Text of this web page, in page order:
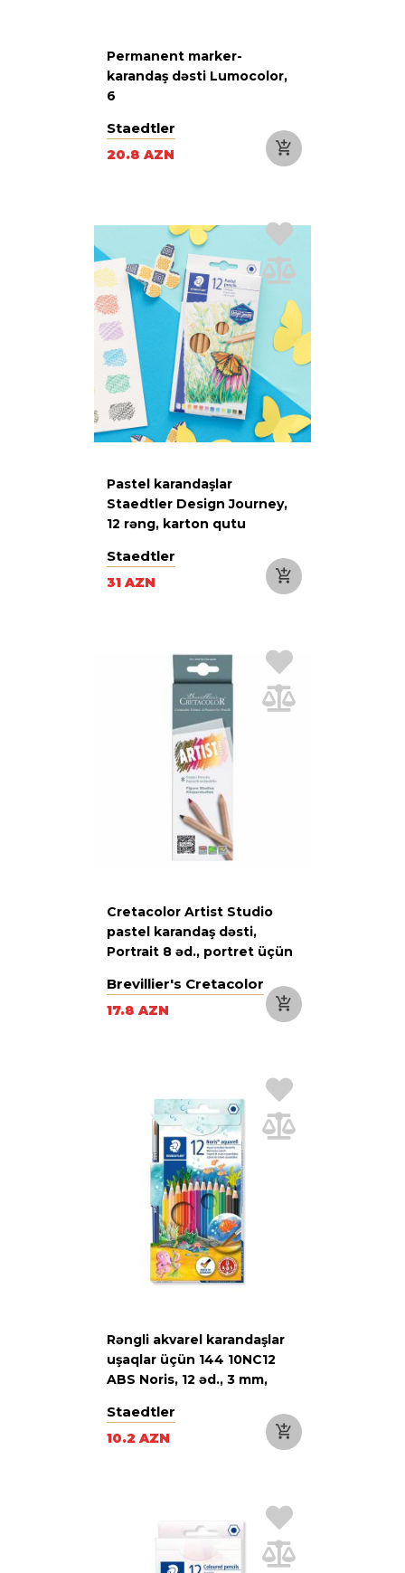
Permanent marker-
karandaş dəsti Lumocolor,
6
Staedtler
20.8 AZN
Pastel karandaşlar
Staedtler Design Journey,
12 rəng, karton qutu
Staedtler
31 AZN
Cretacolor Artist Studio
pastel karandaş dəsti,
Portrait 8 əd., portret üçün
Brevillier's Cretacolor
17.8 AZN
Rəngli akvarel karandaşlar
uşaqlar üçün 144 10NC12
ABS Noris, 12 əd., 3 mm,
Staedtler
10.2 AZN